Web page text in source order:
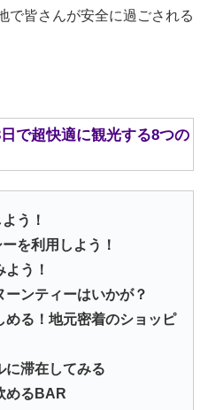
で皆さんが安全に過ごされる
で超快適に観光する8つの
う！
を利用しよう！
う！
ンティーはいかが？
める！地元密着のショッピ
に滞在してみる
めるBAR